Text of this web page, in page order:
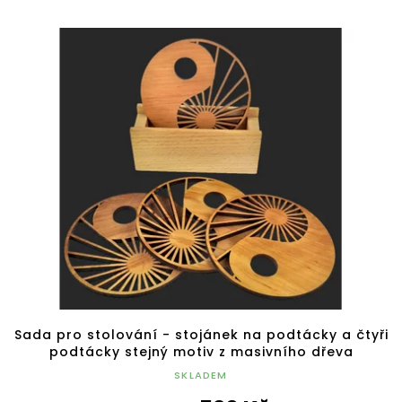
Sada pro stolování - stojánek na podtácky a čtyři
podtácky stejný motiv z masivního dřeva
SKLADEM